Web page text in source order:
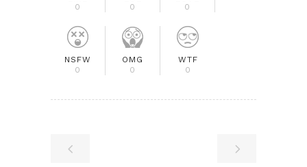
0
0
0
NSFW
0
OMG
0
WTF
0